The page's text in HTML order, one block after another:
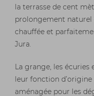
la terrasse de cent
prolongement naturel
chauffée et
Jura.
La grange, les écuries
leur fonction
aménagée pour les